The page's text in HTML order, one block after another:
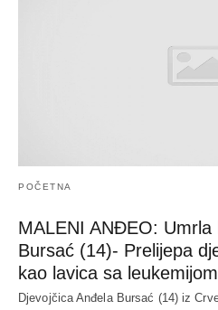
POČETNA
MALENI ANĐEO: Umrla
Bursać (14)- Prelijepa
kao lavica sa
Djevojčica Anđela Bursać (14) iz